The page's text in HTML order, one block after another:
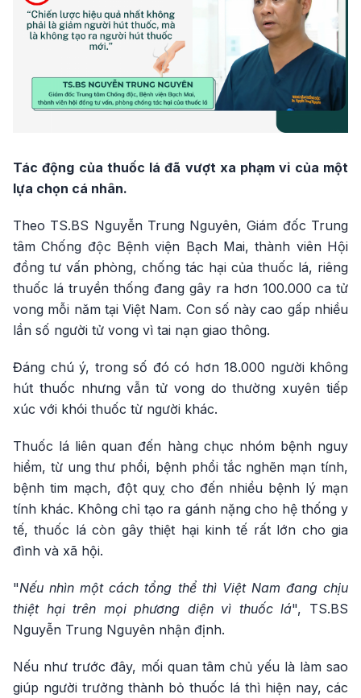
Tác động của thuốc lá đã vượt xa phạm vi của một
lựa chọn cá nhân.
Theo TS.BS Nguyễn Trung Nguyên, Giám đốc Trung
tâm Chống độc Bệnh viện Bạch Mai, thành viên Hội
đồng tư vấn phòng, chống tác hại của thuốc lá, riêng
thuốc lá truyền thống đang gây ra hơn 100.000 ca tử
vong mỗi năm tại Việt Nam. Con số này cao gấp nhiều
lần số người tử vong vì tai nạn giao thông.
Đáng chú ý, trong số đó có hơn 18.000 người không
hút thuốc nhưng vẫn tử vong do thường xuyên tiếp
xúc với khói thuốc từ người khác.
Thuốc lá liên quan đến hàng chục nhóm bệnh nguy
hiểm, từ ung thư phổi, bệnh phổi tắc nghẽn mạn tính,
bệnh tim mạch, đột quỵ cho đến nhiều bệnh lý mạn
tính khác. Không chỉ tạo ra gánh nặng cho hệ thống y
tế, thuốc lá còn gây thiệt hại kinh tế rất lớn cho gia
đình và xã hội.
"Nếu nhìn một cách tổng thể thì Việt Nam đang chịu
thiệt hại trên mọi phương diện vì thuốc lá", TS.BS
Nguyễn Trung Nguyên nhận định.
Nếu như trước đây, mối quan tâm chủ yếu là làm sao
giúp người trưởng thành bỏ thuốc lá thì hiện nay, các